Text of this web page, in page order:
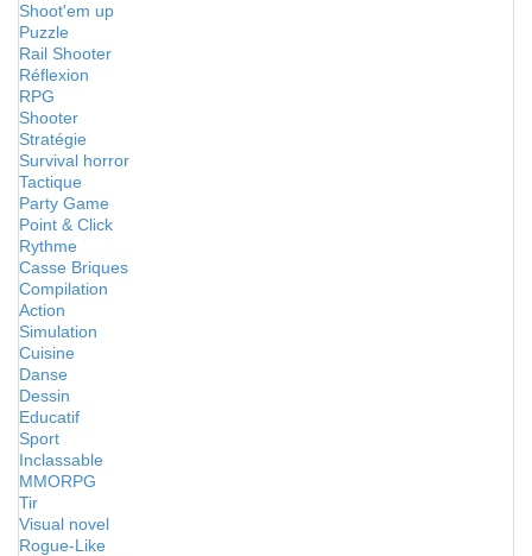
Shoot'em up
Puzzle
Rail Shooter
Réflexion
RPG
Shooter
Stratégie
Survival horror
Tactique
Party Game
Point & Click
Rythme
Casse Briques
Compilation
Action
Simulation
Cuisine
Danse
Dessin
Educatif
Sport
Inclassable
MMORPG
Tir
Visual novel
Rogue-Like